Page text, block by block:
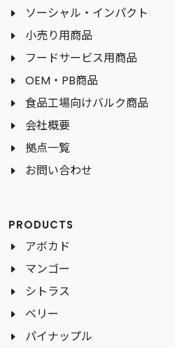
ソーシャル・インパクト
小売り用商品
フードサービス用商品
OEM・PB商品
食品工場向けバルク商品
会社概要
拠点一覧
お問い合わせ
PRODUCTS
アボカド
マンゴー
シトラス
ベリー
パイナップル